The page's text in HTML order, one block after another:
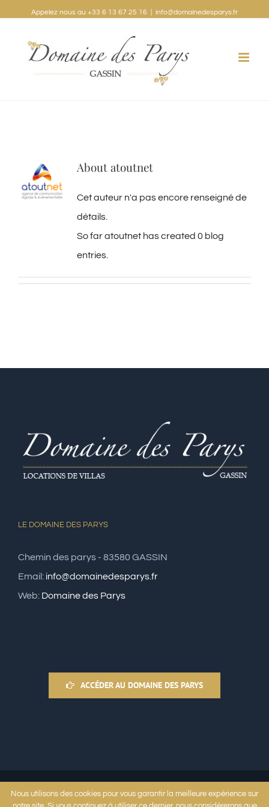
Appelez nous au +33 6 13 67 25 16 info@domainedesparys.fr
About atoutnet
Cet auteur n'a pas encore renseigné de
détails.
So far atoutnet has created 0 blog
entries.
LE DOMAINE DES PARYS
Chemin des parys - 83580 GASSIN
Email: info@domainedesparys.fr
Web: Domaine des Parys
ACCÉDER AU DOMAINE DES PARYS
Copyright 2015 Domaine des Parys | Tous droits réservés |
Nous utilisons des cookies pour vous garantir la meilleure expérience sur